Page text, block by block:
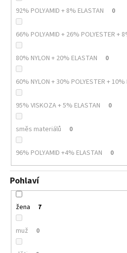
92% POLYAMID + 8% ELASTAN 0
66% POLYAMID + 26% POLYESTER +
80% NYLON + 20% ELASTAN 0
60% NYLON + 30% POLYESTER + 10%
95% VISKOZA + 5% ELASTAN 0
směs materiálů 0
96% POLYAMID +4% ELASTAN 0
Pohlaví
žena 7
muž 0